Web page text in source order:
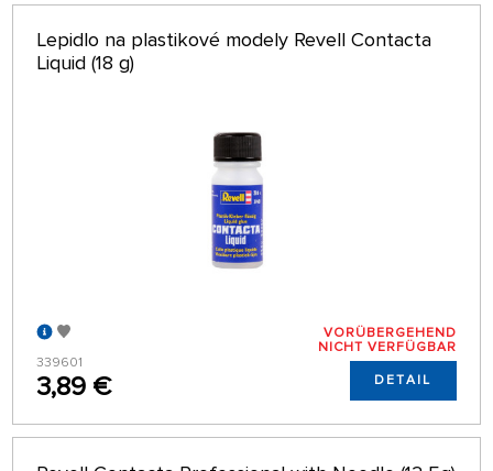
Lepidlo na plastikové modely Revell Contacta
Liquid (18 g)
339601
3,89 €
VORÜBERGEHEND
NICHT VERFÜGBAR
DETAIL